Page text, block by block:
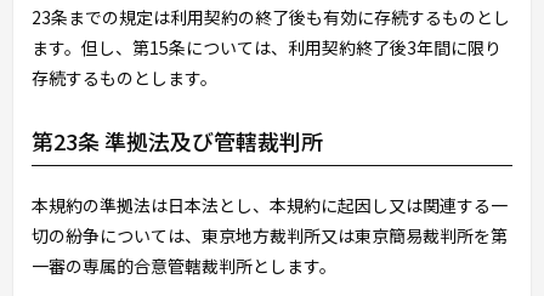
23条までの規定は利用契約の終了後も有効に存続するものとし
ます。但し、第15条については、利用契約終了後3年間に限り
存続するものとします。
第23条 準拠法及び管轄裁判所
本規約の準拠法は日本法とし、本規約に起因し又は関連する一
切の紛争については、東京地方裁判所又は東京簡易裁判所を第
一審の専属的合意管轄裁判所とします。